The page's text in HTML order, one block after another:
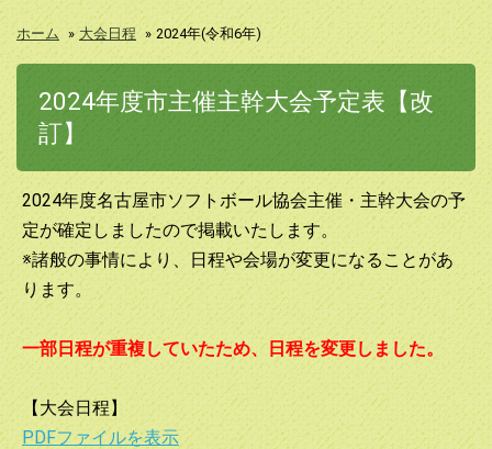
ホーム » 大会日程 » 2024年(令和6年)
2024年度市主催主幹大会予定表【改
訂】
2024年度名古屋市ソフトボール協会主催・主幹大会の予
定が確定しましたので掲載いたします。
※諸般の事情により、日程や会場が変更になることがあ
ります。
一部日程が重複していたため、日程を変更しました。
【大会日程】
PDFファイルを表示